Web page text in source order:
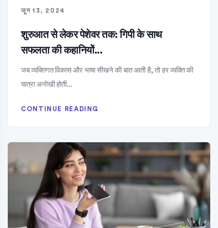
जून 13, 2024
शुरुआत से लेकर पेशेवर तक: गिपी के साथ
सफलता की कहानियों...
जब व्यक्तिगत विकास और भाषा सीखने की बात आती है, तो हर व्यक्ति की
यात्रा अनोखी होती...
CONTINUE READING